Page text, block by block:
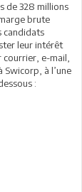
de 328 millions
brute
candidats
leur intérêt
e-mail,
à l’une
: